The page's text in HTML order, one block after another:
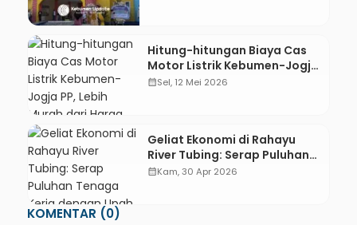
Hitung-hitungan Biaya Cas
Motor Listrik Kebumen-Jogja
PP, Lebih Murah dari Harga
calendar_monthSel, 12 Mei 2026
Geliat Ekonomi di Rahayu
River Tubing: Serap Puluhan
Tenaga Kerja dengan Upah
calendar_monthKam, 30 Apr 2026
KOMENTAR (0)